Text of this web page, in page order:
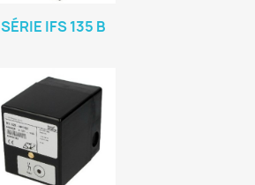
SÉRIE IFS 135 B